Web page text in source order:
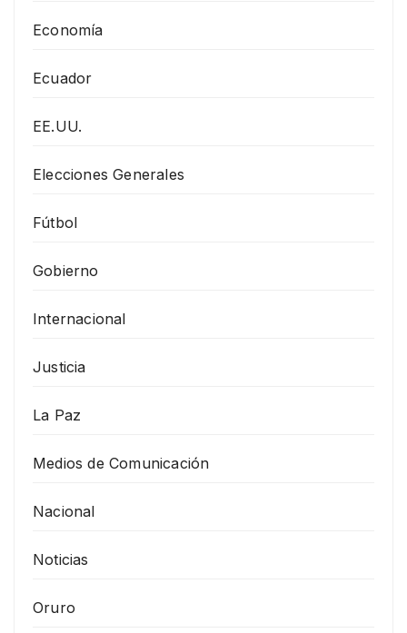
Economía
Ecuador
EE.UU.
Elecciones Generales
Fútbol
Gobierno
Internacional
Justicia
La Paz
Medios de Comunicación
Nacional
Noticias
Oruro